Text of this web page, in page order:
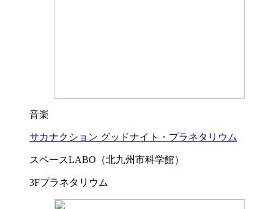
音楽
サカナクション グッドナイト・プラネタリウム
スペースLABO（北九州市科学館）
3Fプラネタリウム